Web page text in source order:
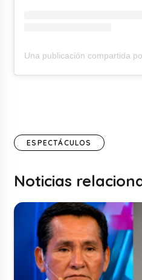
ESPECTÁCULOS
Noticias